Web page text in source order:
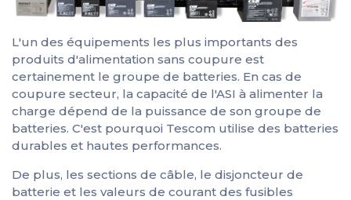
L'un des équipements les plus importants des
produits d'alimentation sans coupure est
certainement le groupe de batteries. En cas de
coupure secteur, la capacité de l'ASI à alimenter la
charge dépend de la puissance de son groupe de
batteries. C'est pourquoi Tescom utilise des batteries
durables et hautes performances.
De plus, les sections de câble, le disjoncteur de
batterie et les valeurs de courant des fusibles